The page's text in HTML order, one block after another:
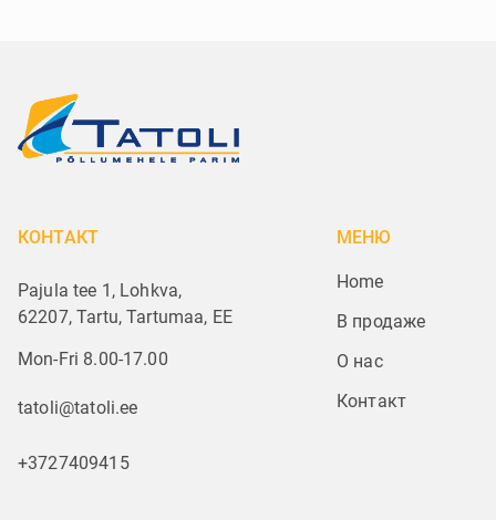
КОНТАКТ
Pajula tee 1, Lohkva,
62207, Tartu, Tartumaa, EE
Mon-Fri 8.00-17.00
tatoli@tatoli.ee
+3727409415
МЕНЮ
Home
В продаже
О нас
Контакт